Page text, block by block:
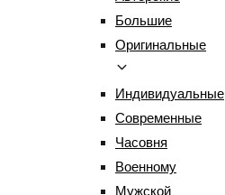
Большие
Оригинальные
Индивидуальные
Современные
Часовня
Военному
Мужской